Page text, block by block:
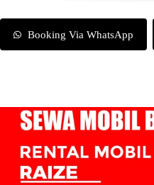
Booking Via WhatsApp